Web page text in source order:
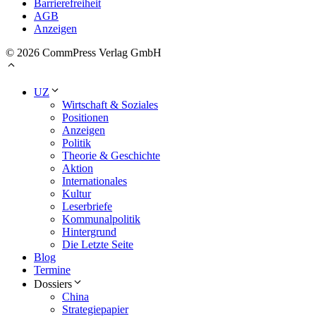
Barrierefreiheit
AGB
Anzeigen
© 2026 CommPress Verlag GmbH
UZ
Wirtschaft & Soziales
Positionen
Anzeigen
Politik
Theorie & Geschichte
Aktion
Internationales
Kultur
Leserbriefe
Kommunalpolitik
Hintergrund
Die Letzte Seite
Blog
Termine
Dossiers
China
Strategiepapier